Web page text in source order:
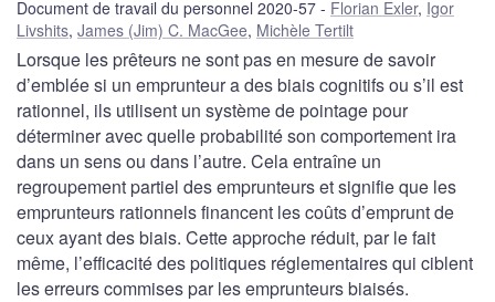
Document de travail du personnel 2020-57 Florian Exler, Igor
Livshits, James (Jim) C. MacGee, Michèle Tertilt
Lorsque les prêteurs ne sont pas en mesure de savoir
d’emblée si un emprunteur a des biais cognitifs ou s’il est
rationnel, ils utilisent un système de pointage pour
déterminer avec quelle probabilité son comportement ira
dans un sens ou dans l’autre. Cela entraîne un
regroupement partiel des emprunteurs et signifie que les
emprunteurs rationnels financent les coûts d’emprunt de
ceux ayant des biais. Cette approche réduit, par le fait
même, l’efficacité des politiques réglementaires qui ciblent
les erreurs commises par les emprunteurs biaisés.